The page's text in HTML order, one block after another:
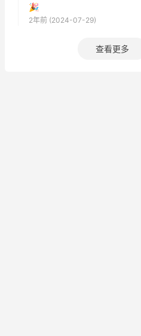
🎉
2年前 (2024-07-29)
查看更多